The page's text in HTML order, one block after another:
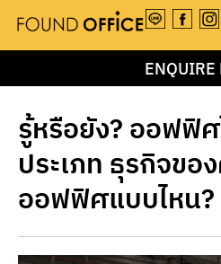
ENQUIRE
รู้หรือยัง? ออฟฟิศ
ประเภท ธุรกิจขอ
ออฟฟิศแบบไหน?